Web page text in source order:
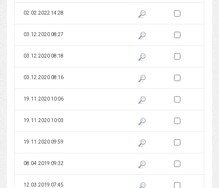
02.02.2022 14:28 Pokaż podgląd wersji z dnia
Zaznacz wersję do
03.12.2020 08:27 Pokaż podgląd wersji z dnia
Zaznacz wersję do
03.12.2020 08:18 Pokaż podgląd wersji z dnia
Zaznacz wersję do
03.12.2020 08:16 Pokaż podgląd wersji z dnia
Zaznacz wersję do
19.11.2020 10:06 Pokaż podgląd wersji z dnia
Zaznacz wersję do
19.11.2020 10:03 Pokaż podgląd wersji z dnia
Zaznacz wersję do
19.11.2020 09:59 Pokaż podgląd wersji z dnia
Zaznacz wersję do
08.04.2019 09:32 Pokaż podgląd wersji z dnia
Zaznacz wersję do
12.03.2019 07:45 Pokaż podgląd wersji z dnia
Zaznacz wersję do